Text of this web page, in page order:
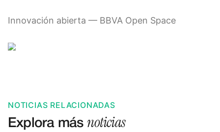
Innovación abierta — BBVA Open Space
NOTICIAS RELACIONADAS
Explora másnoticias